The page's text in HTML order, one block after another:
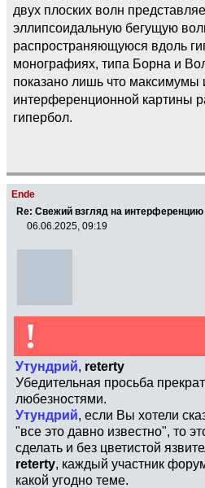
двух плоских волн
эллипсоидальную бегущую
распространяющуюся вдоль
монографиях, типа Борна и
показано лишь что
интерференционной картины
гипербол.
Ende
Re: Свежий взгляд на
06.06.2025, 09:19
!
Утундрий, reterty
Убедительная просьба
любезностями.
Утундрий, если Вы хотели
"все это давно известно", то
сделать и без цветистой
reterty, каждый участник
какой угодно теме.